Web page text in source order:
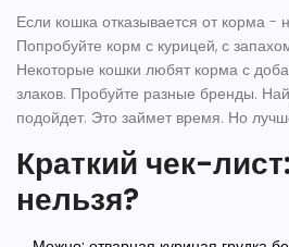
Если кошка отказывается от корма -
Попробуйте корм с курицей, с
Некоторые кошки любят корма с
злаков. Пробуйте разные бренды.
подойдет. Это займет время. Но
Краткий чек-
нельзя?